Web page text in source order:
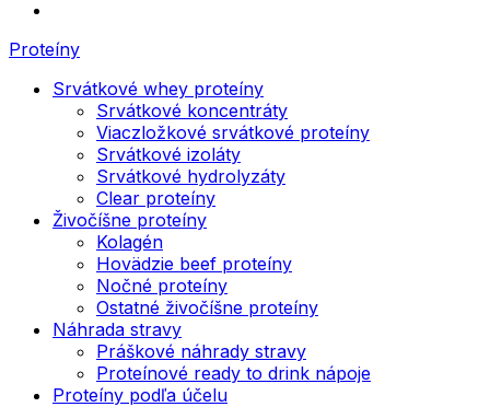
Proteíny
Srvátkové whey proteíny
Srvátkové koncentráty
Viaczložkové srvátkové proteíny
Srvátkové izoláty
Srvátkové hydrolyzáty
Clear proteíny
Živočíšne proteíny
Kolagén
Hovädzie beef proteíny
Nočné proteíny
Ostatné živočíšne proteíny
Náhrada stravy
Práškové náhrady stravy
Proteínové ready to drink nápoje
Proteíny podľa účelu